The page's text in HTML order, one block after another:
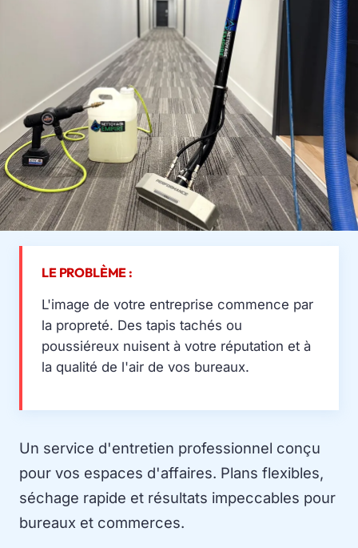
LE PROBLÈME :
L'image de votre entreprise commence par
la propreté. Des tapis tachés ou
poussiéreux nuisent à votre réputation et à
la qualité de l'air de vos bureaux.
Un service d'entretien professionnel conçu
pour vos espaces d'affaires. Plans flexibles,
séchage rapide et résultats impeccables pour
bureaux et commerces.